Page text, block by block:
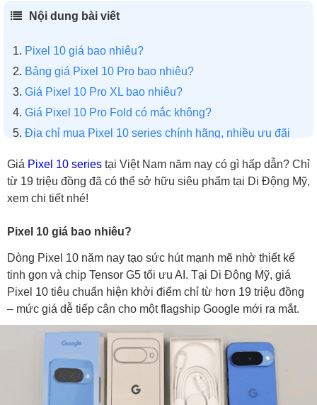
Nội dung bài viết
Pixel 10 giá bao nhiêu?
Bảng giá Pixel 10 Pro bao nhiêu?
Giá Pixel 10 Pro XL bao nhiêu?
Giá Pixel 10 Pro Fold có mắc không?
Địa chỉ mua Pixel 10 series chính hãng, nhiều ưu đãi
Giá Pixel 10 series tại Việt Nam năm nay có gì hấp dẫn? Chỉ
từ 19 triệu đồng đã có thể sở hữu siêu phẩm tại Di Động Mỹ,
xem chi tiết nhé!
Pixel 10 giá bao nhiêu?
Dòng Pixel 10 năm nay tạo sức hút mạnh mẽ nhờ thiết kế
tinh gọn và chip Tensor G5 tối ưu AI. Tại Di Động Mỹ, giá
Pixel 10 tiêu chuẩn hiện khởi điểm chỉ từ hơn 19 triệu đồng
– mức giá dễ tiếp cận cho một flagship Google mới ra mắt.